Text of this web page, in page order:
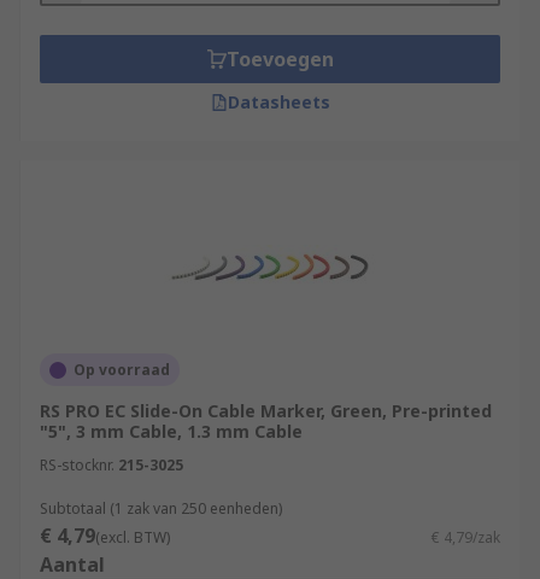
Toevoegen
Datasheets
Op voorraad
RS PRO EC Slide-On Cable Marker, Green, Pre-printed
"5", 3 mm Cable, 1.3 mm Cable
RS-stocknr. 215-3025
Subtotaal (1 zak van 250 eenheden)
€ 4,79(excl. BTW) € 4,79/zak
Aantal